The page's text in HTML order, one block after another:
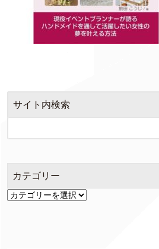
サイト内検索
カテゴリー
カ